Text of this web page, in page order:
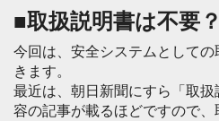
■取扱説明書は不要？
今回は、安全システムとして
きます。
最近は、朝日新聞にすら「取
容の記事が載るほどですので